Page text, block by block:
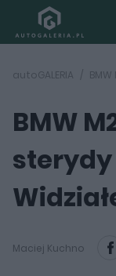
autoGALERIA
BMW
sterydy
Maciej Kuchno